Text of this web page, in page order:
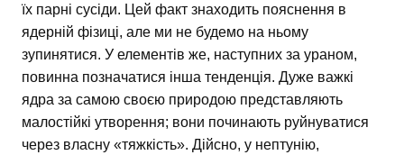
їх парні сусіди. Цей факт знаходить пояснення в
ядерній фізиці, але ми не будемо на ньому
зупинятися. У елементів же, наступних за ураном,
повинна позначатися інша тенденція. Дуже важкі
ядра за самою своєю природою представляють
малостійкі утворення; вони починають руйнуватися
через власну «тяжкість». Дійсно, у нептунію,